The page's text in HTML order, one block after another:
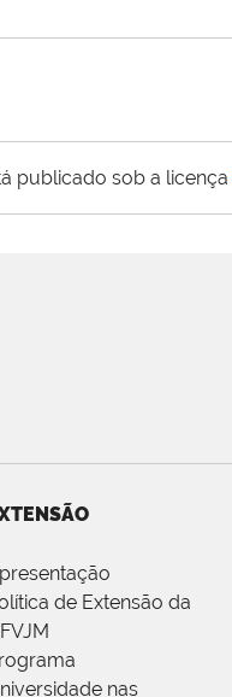
publicado sob a licença
de Extensão da
nas